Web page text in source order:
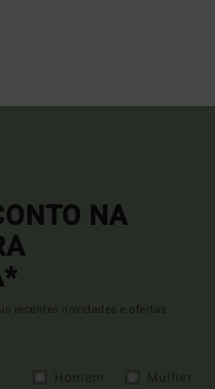
NA
recentes novidades e ofertas